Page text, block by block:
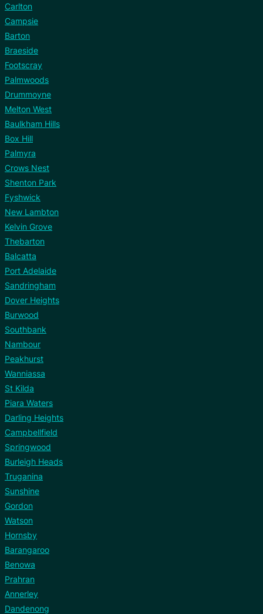
Carlton
Campsie
Barton
Braeside
Footscray
Palmwoods
Drummoyne
Melton West
Baulkham Hills
Box Hill
Palmyra
Crows Nest
Shenton Park
Fyshwick
New Lambton
Kelvin Grove
Thebarton
Balcatta
Port Adelaide
Sandringham
Dover Heights
Burwood
Southbank
Nambour
Peakhurst
Wanniassa
St Kilda
Piara Waters
Darling Heights
Campbellfield
Springwood
Burleigh Heads
Truganina
Sunshine
Gordon
Watson
Hornsby
Barangaroo
Benowa
Prahran
Annerley
Dandenong